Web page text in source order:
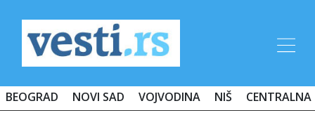
BEOGRAD NOVI SAD VOJVODINA NIŠ CENTRALNA